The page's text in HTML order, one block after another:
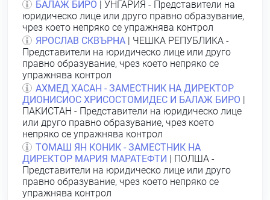
БАЛАЖ БИРО | УНГАРИЯ - Представители на
юридическо лице или друго правно образувание,
чрез което непряко се упражнява контрол
ЯРОСЛАВ СКВЪРНА | ЧЕШКА РЕПУБЛИКА -
Представители на юридическо лице или друго
правно образувание, чрез което непряко се
упражнява контрол
АХМЕД ХАСАН - ЗАМЕСТНИК НА ДИРЕКТОР
ДИОНИСИОС ХРИСОСТОМИДЕС И БАЛАЖ БИРО
ПАКИСТАН - Представители на юридическо лице
или друго правно образувание, чрез което
непряко се упражнява контрол
ТОМАШ ЯН КОНИК - ЗАМЕСТНИК НА
ДИРЕКТОР МАРИЯ МАРАТЕФТИ
| ПОЛША -
Представители на юридическо лице или друго
правно образувание, чрез което непряко се
упражнява контрол